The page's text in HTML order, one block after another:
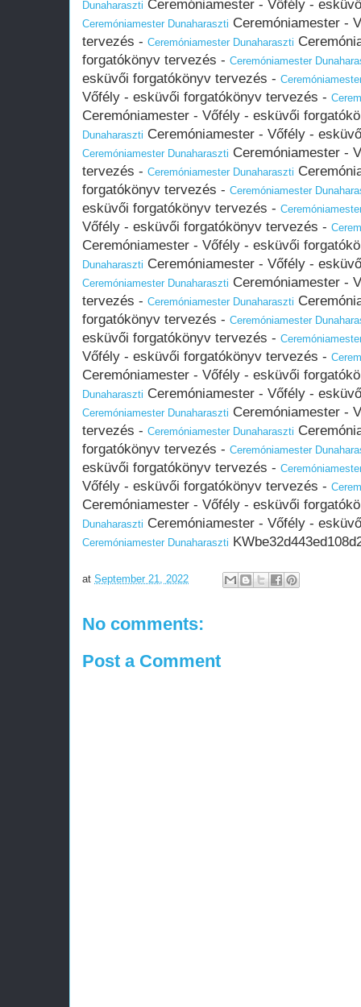
Dunaharaszti Ceremóniamester - Vőfély -
Ceremóniamester Dunaharaszti Ceremóniamester -
tervezés - Ceremóniamester Dunaharaszti
forgatókönyv tervezés - Ceremóniamester
esküvői forgatókönyv tervezés -
Vőfély - esküvői forgatókönyv tervezés -
Ceremóniamester - Vőfély - esküvői
Dunaharaszti Ceremóniamester - Vőfély -
Ceremóniamester Dunaharaszti Ceremóniamester -
tervezés - Ceremóniamester Dunaharaszti
forgatókönyv tervezés - Ceremóniamester
esküvői forgatókönyv tervezés -
Vőfély - esküvői forgatókönyv tervezés -
Ceremóniamester - Vőfély - esküvői
Dunaharaszti Ceremóniamester - Vőfély -
Ceremóniamester Dunaharaszti Ceremóniamester -
tervezés - Ceremóniamester Dunaharaszti
forgatókönyv tervezés - Ceremóniamester
esküvői forgatókönyv tervezés -
Vőfély - esküvői forgatókönyv tervezés -
Ceremóniamester - Vőfély - esküvői
Dunaharaszti Ceremóniamester - Vőfély -
Ceremóniamester Dunaharaszti Ceremóniamester -
tervezés - Ceremóniamester Dunaharaszti
forgatókönyv tervezés - Ceremóniamester
esküvői forgatókönyv tervezés -
Vőfély - esküvői forgatókönyv tervezés -
Ceremóniamester - Vőfély - esküvői
Dunaharaszti Ceremóniamester - Vőfély -
Ceremóniamester Dunaharaszti
at September 21, 2022
No comments:
Post a Comment